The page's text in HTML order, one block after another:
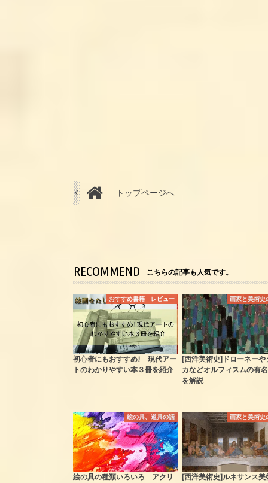
トップページへ
RECOMMEND こちらの記事も人気です。
おすすめ書籍 レビュー
初心者にもおすすめ! 現代アー
トのわかりやすい本３冊を紹介
画家と美術史
[西洋美術史]ドローネーや
カなどオルフィスムの有
を解説
絵の具、道具の話
絵の具の種類いろいろ アクリ
画家と美術史
[西洋美術史]ルネサンス美